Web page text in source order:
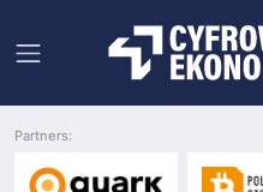
Partners: